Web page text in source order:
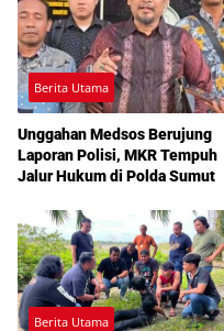
Berita Utama
Unggahan Medsos Berujung
Laporan Polisi, MKR Tempuh
Jalur Hukum di Polda Sumut
Berita Utama